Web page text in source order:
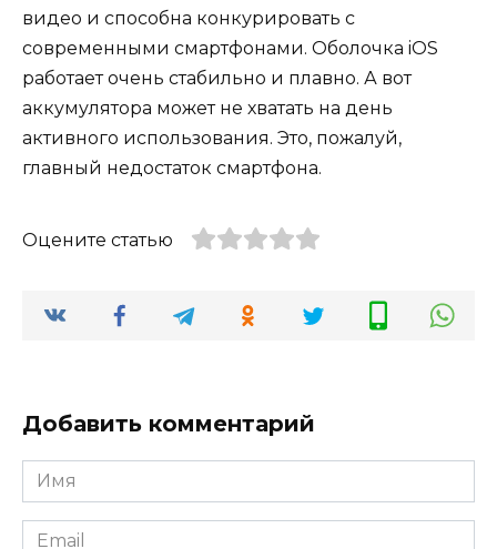
видео и способна конкурировать с
современными смартфонами. Оболочка iOS
работает очень стабильно и плавно. А вот
аккумулятора может не хватать на день
активного использования. Это, пожалуй,
главный недостаток смартфона.
Оцените статью
Добавить комментарий
Имя
Email